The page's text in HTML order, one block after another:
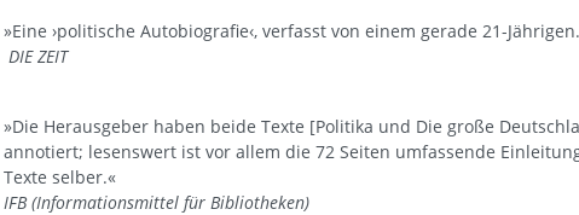
»Eine ›politische Autobiografie‹, verfasst von einem gerade 21-
DIE ZEIT
»Die Herausgeber haben beide Texte [Politika und Die große
annotiert; lesenswert ist vor allem die 72 Seiten umfassende
Texte selber.«
IFB (Informationsmittel für Bibliotheken)